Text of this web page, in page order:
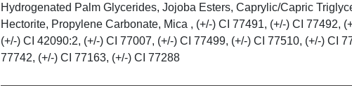
Hydrogenated Palm Glycerides, Jojoba Esters, Caprylic/Capric
Hectorite, Propylene Carbonate, Mica , (+/-) CI 77491, (+/-) CI 77492,
(+/-) CI 42090:2, (+/-) CI 77007, (+/-) CI 77499, (+/-) CI 77510, (+/-) CI
77742, (+/-) CI 77163, (+/-) CI 77288